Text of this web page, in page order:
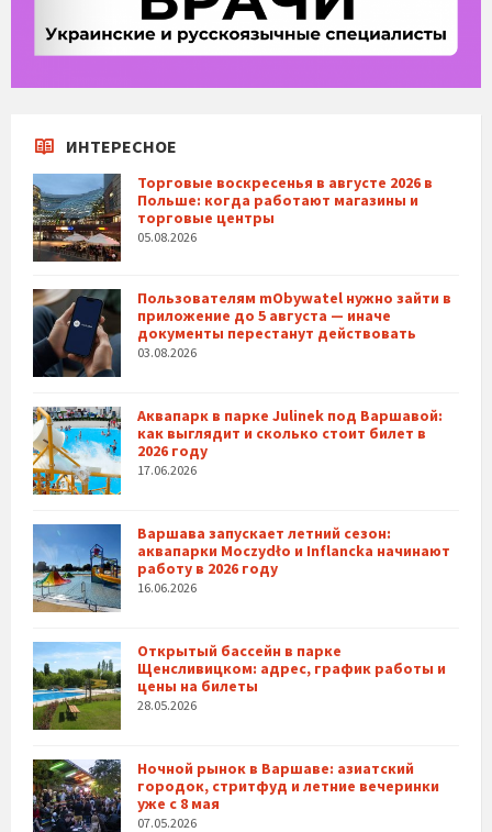
ИНТЕРЕСНОЕ
Торговые воскресенья в августе 2026 в
Польше: когда работают магазины и
торговые центры
05.08.2026
Пользователям mObywatel нужно зайти в
приложение до 5 августа — иначе
документы перестанут действовать
03.08.2026
Аквапарк в парке Julinek под Варшавой:
как выглядит и сколько стоит билет в
2026 году
17.06.2026
Варшава запускает летний сезон:
аквапарки Moczydło и Inflancka начинают
работу в 2026 году
16.06.2026
Открытый бассейн в парке
Щенсливицком: адрес, график работы и
цены на билеты
28.05.2026
Ночной рынок в Варшаве: азиатский
городок, стритфуд и летние вечеринки
уже с 8 мая
07.05.2026